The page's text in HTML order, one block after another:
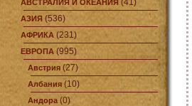
АВСТРАЛИЯ И ОКЕАНИЯ (41)
АЗИЯ (536)
АФРИКА (231)
ЕВРОПА (995)
Австрия (27)
Албания (10)
Андора (0)